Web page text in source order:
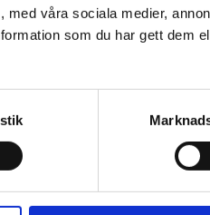
med våra sociala medier,
som du har gett dem
lyxigt bekväma
från vägg-till-vägg